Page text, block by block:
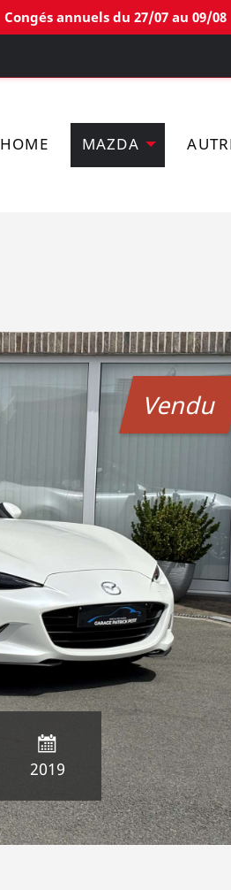
Congés annuels du 27/07 au 09/08
HOME MAZDA
Vendu
2019